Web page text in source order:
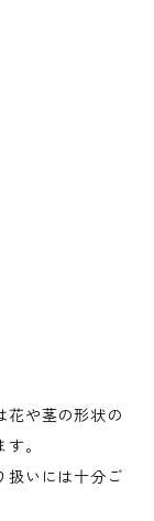
や茎の形状の
。
扱いには十分ご